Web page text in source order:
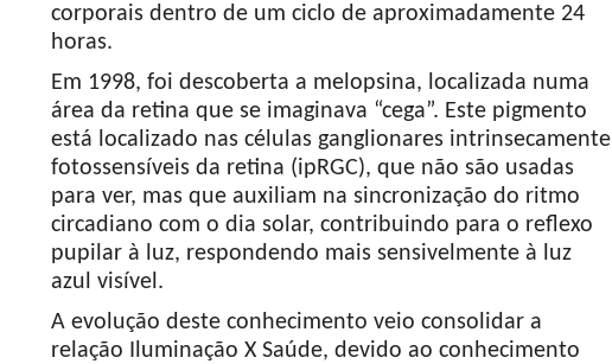
corporais dentro de um ciclo de aproximadamente 24
horas.
Em 1998, foi descoberta a melopsina, localizada numa
área da retina que se imaginava “cega”. Este pigmento
está localizado nas células ganglionares intrinsecamente
fotossensíveis da retina (ipRGC), que não são usadas
para ver, mas que auxiliam na sincronização do ritmo
circadiano com o dia solar, contribuindo para o reflexo
pupilar à luz, respondendo mais sensivelmente à luz
azul visível.
A evolução deste conhecimento veio consolidar a
relação Iluminação X Saúde, devido ao conhecimento